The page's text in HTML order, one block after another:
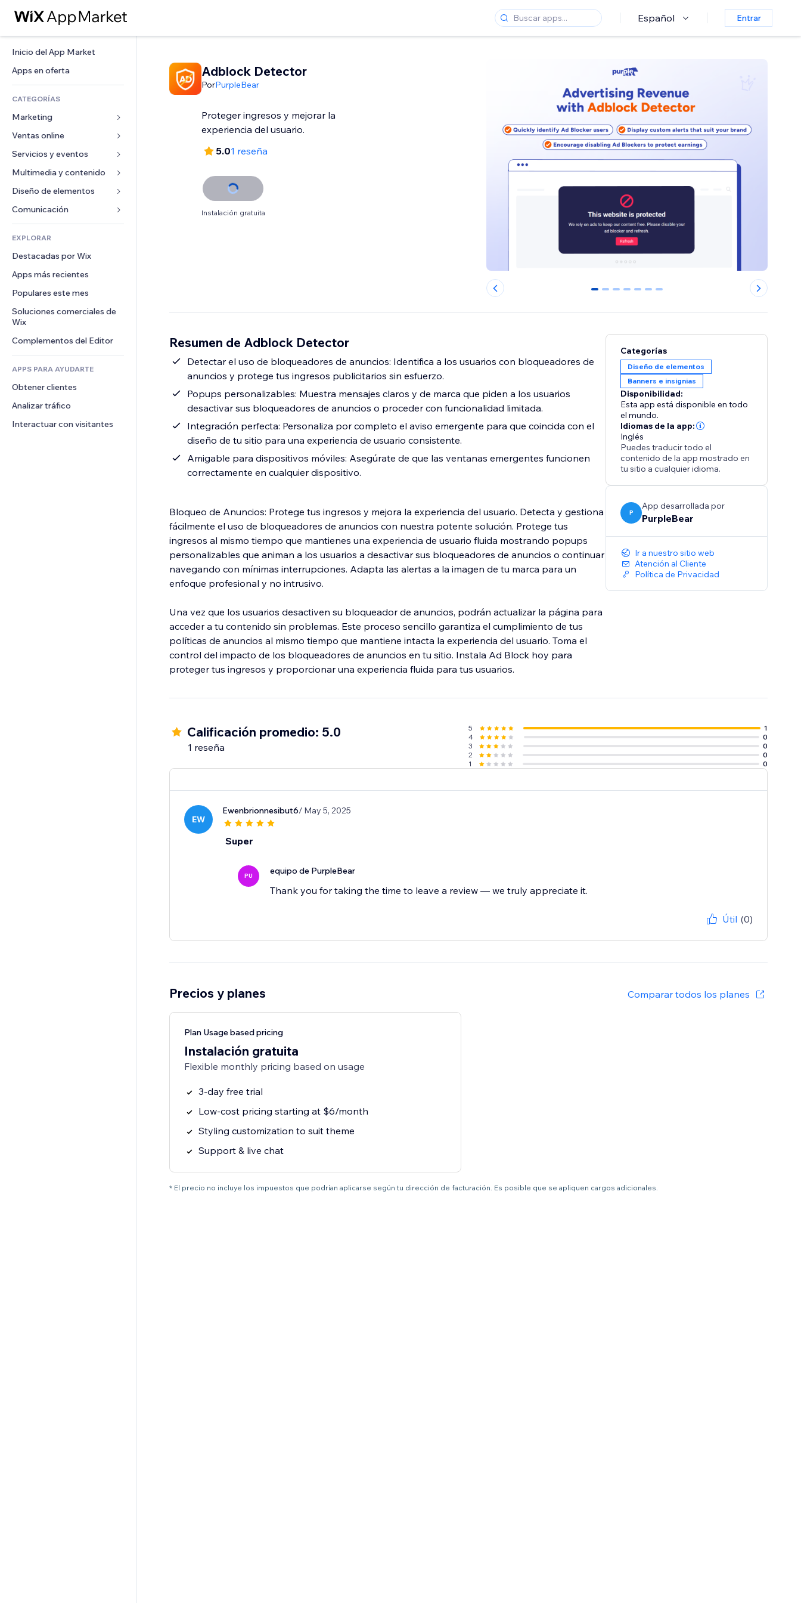
Español Entrar
Inicio del App Market
Apps en oferta
CATEGORÍAS
Marketing
Anuncios
Móvil
Analíticas
Anuncios del sitio
Email
Ventas online
Apps para tiendas
Envíos y entregas
Botones de venta
Contabilidad
Cupones y fidelización
Almacenamiento de mercancía
Crowdfunding
Alimentos y bebidas
Servicios y eventos
Hoteles
Eventos
Restaurantes
Inmobiliarias
Reservas
Multimedia y contenido
Galerías
Música
Pódcast
Fotografía
Video
PDF
Compartir archivos
Noticias
Servicios de contenido
Efectos de texto
Diseño de elementos
Mapas y navegación
Privacidad y seguridad
Reloj
Plantillas para páginas
Efectos de imágenes
Botones y menús
Banners e insignias
Calculadoras
Buscar
Formularios
Encuestas
Chat
Comentarios
Teléfono
Comunidad
Reseñas y testimonios
EXPLORAR
Destacadas por Wix
Apps más recientes
Populares este mes
Soluciones comerciales de
Wix
Complementos del Editor
APPS PARA AYUDARTE
Obtener clientes
Analizar tráfico
Interactuar con visitantes
Adblock Detector
PorPurpleBear
Proteger ingresos y mejorar la
experiencia del usuario.
5.01 reseña
Instalación gratuita
0 1 2 3 4 5 6
Resumen de Adblock Detector
Detectar el uso de bloqueadores de anuncios: Identifica a los usuarios con bloqueadores de
anuncios y protege tus ingresos publicitarios sin esfuerzo.
Popups personalizables: Muestra mensajes claros y de marca que piden a los usuarios
desactivar sus bloqueadores de anuncios o proceder con funcionalidad limitada.
Integración perfecta: Personaliza por completo el aviso emergente para que coincida con el
diseño de tu sitio para una experiencia de usuario consistente.
Amigable para dispositivos móviles: Asegúrate de que las ventanas emergentes funcionen
correctamente en cualquier dispositivo.
Bloqueo de Anuncios: Protege tus ingresos y mejora la experiencia del usuario. Detecta y gestiona
fácilmente el uso de bloqueadores de anuncios con nuestra potente solución. Protege tus
ingresos al mismo tiempo que mantienes una experiencia de usuario fluida mostrando popups
personalizables que animan a los usuarios a desactivar sus bloqueadores de anuncios o continuar
navegando con mínimas interrupciones. Adapta las alertas a la imagen de tu marca para un
enfoque profesional y no intrusivo.
Una vez que los usuarios desactiven su bloqueador de anuncios, podrán actualizar la página para
acceder a tu contenido sin problemas. Este proceso sencillo garantiza el cumplimiento de tus
políticas de anuncios al mismo tiempo que mantiene intacta la experiencia del usuario. Toma el
control del impacto de los bloqueadores de anuncios en tu sitio. Instala Ad Block hoy para
proteger tus ingresos y proporcionar una experiencia fluida para tus usuarios.
Categorías
Diseño de elementos
Banners e insignias
Disponibilidad:
Esta app está disponible en todo
el mundo.
Idiomas de la app:
Inglés
Puedes traducir todo el
contenido de la app mostrado en
tu sitio a cualquier idioma.
P
App desarrollada por
PurpleBear
Ir a nuestro sitio web
Atención al Cliente
Política de Privacidad
Calificación promedio: 5.0
1 reseña
5
1
4
0
3
0
2
0
1
0
EW
Ewenbrionnesibut6/ May 5, 2025
Super
PU equipo de PurpleBear
Thank you for taking the time to leave a review — we truly appreciate it.
Útil (0)
Precios y planes Comparar todos los planes
Plan Usage based pricing
Instalación gratuita
Flexible monthly pricing based on usage
3-day free trial
Low-cost pricing starting at $6/month
Styling customization to suit theme
Support & live chat
* El precio no incluye los impuestos que podrían aplicarse según tu dirección de facturación. Es posible que se apliquen cargos adicionales.